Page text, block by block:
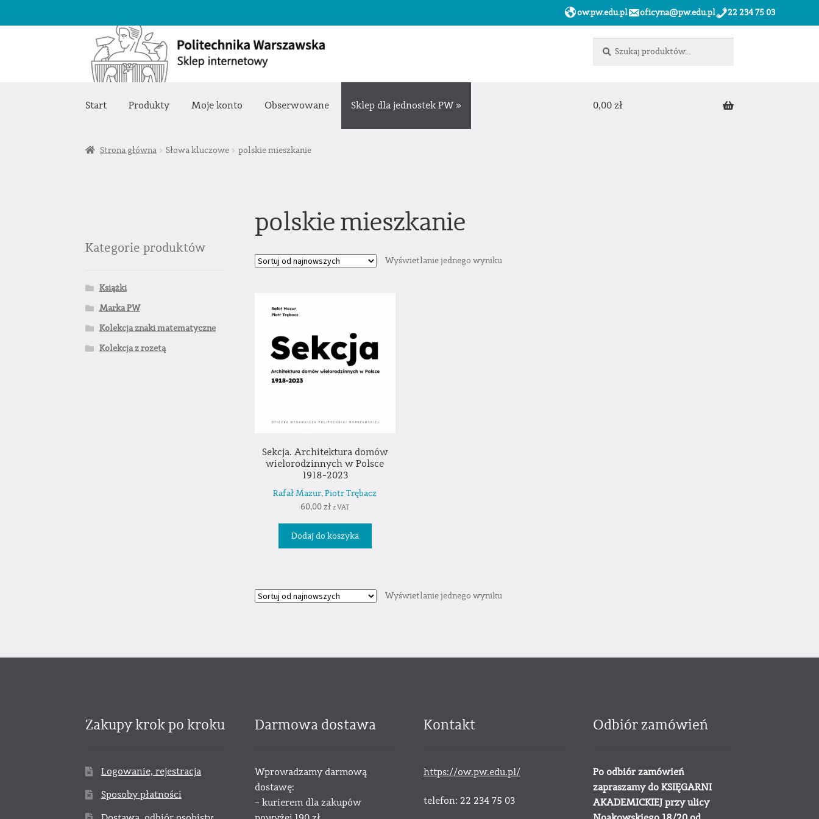
ow.pw.edu.pl oficyna@pw.edu.pl 22 234 75 03
Przejdź
nawigacji
Przejdź
treści
Start Produkty Moje konto Obserwowane Sklep dla jednostek PW » 0,00 zł
Strona główna Słowa kluczowe polskie mieszkanie
polskie mieszkanie
Wyświetlanie jednego wyniku
Sekcja. Architektura domów
wielorodzinnych w Polsce
1918-2023
Rafał Mazur,Piotr Trębacz
60,00zł z VAT
Dodaj do koszyka
Wyświetlanie jednego wyniku
Kategorie produktów
Książki
Marka PW
Kolekcja znaki matematyczne
Kolekcja z rozetą
Zakupy krok po kroku
Logowanie, rejestracja
Sposoby płatności
Darmowa dostawa
Wprowadzamy darmową
dostawę:
– kurierem dla zakupów
Kontakt
https://ow.pw.edu.pl/
telefon: 22 234 75 03
Odbiór zamówień
Po odbiór zamówień
zapraszamy do KSIĘGARNI
AKADEMICKIEJ przy ulicy